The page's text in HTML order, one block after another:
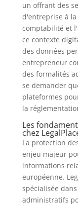
un offrant des
d'entreprise à
comptabilité et
ce contexte
des données
entrepreneur
des formalités
se demander
plateformes
la
Les
chez
La protection
enjeu majeur
informations
européenne.
spécialisée
administratifs